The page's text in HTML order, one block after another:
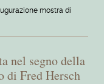
mostra di
nel segno della
di Fred Hersch